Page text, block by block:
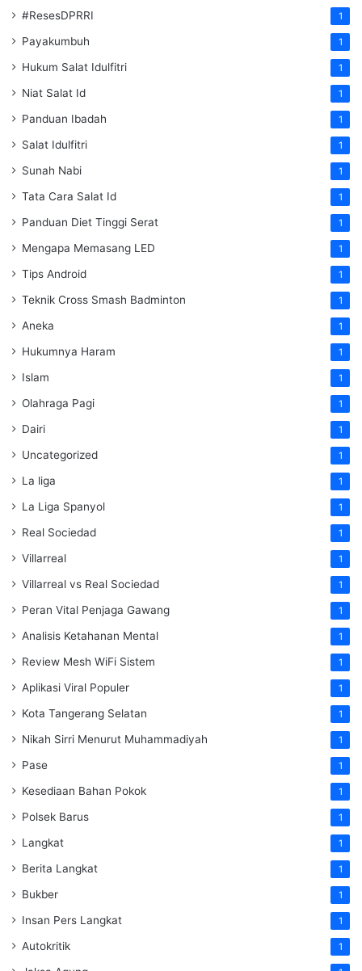
#ResesDPRRI 1
Payakumbuh 1
Hukum Salat Idulfitri 1
Niat Salat Id 1
Panduan Ibadah 1
Salat Idulfitri 1
Sunah Nabi 1
Tata Cara Salat Id 1
Panduan Diet Tinggi Serat 1
Mengapa Memasang LED 1
Tips Android 1
Teknik Cross Smash Badminton 1
Aneka 1
Hukumnya Haram 1
Islam 1
Olahraga Pagi 1
Dairi 1
Uncategorized 1
La liga 1
La Liga Spanyol 1
Real Sociedad 1
Villarreal 1
Villarreal vs Real Sociedad 1
Peran Vital Penjaga Gawang 1
Analisis Ketahanan Mental 1
Review Mesh WiFi Sistem 1
Aplikasi Viral Populer 1
Kota Tangerang Selatan 1
Nikah Sirri Menurut Muhammadiyah 1
Pase 1
Kesediaan Bahan Pokok 1
Polsek Barus 1
Langkat 1
Berita Langkat 1
Bukber 1
Insan Pers Langkat 1
Autokritik 1